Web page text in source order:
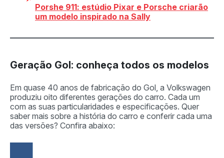
Porshe 911: estúdio Pixar e Porsche criarão
um modelo inspirado na Sally
Geração Gol: conheça todos os modelos
Em quase 40 anos de fabricação do Gol, a Volkswagen
produziu oito diferentes gerações do carro. Cada um
com as suas particularidades e especificações. Quer
saber mais sobre a história do carro e conferir cada uma
das versões? Confira abaixo: